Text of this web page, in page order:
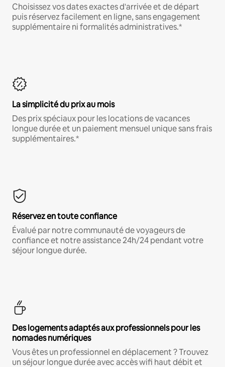
Choisissez vos dates exactes d'arrivée et de départ
puis réservez facilement en ligne, sans engagement
supplémentaire ni formalités administratives.*
La simplicité du prix au mois
Des prix spéciaux pour les locations de vacances
longue durée et un paiement mensuel unique sans frais
supplémentaires.*
Réservez en toute confiance
Évalué par notre communauté de voyageurs de
confiance et notre assistance 24h/24 pendant votre
séjour longue durée.
Des logements adaptés aux professionnels pour les
nomades numériques
Vous êtes un professionnel en déplacement ? Trouvez
un séjour longue durée avec accès wifi haut débit et